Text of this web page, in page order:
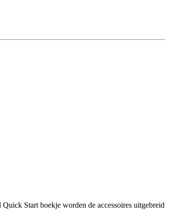
Start boekje worden de accessoires uitgebreid